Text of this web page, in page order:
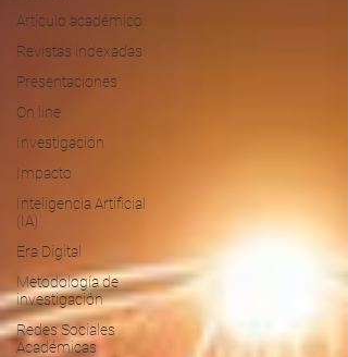
Artículo académico
Revistas indexadas
Presentaciones
On line
Investigación
Impacto
Inteligencia Artificial
(IA)
Era Digital
Metodología de
investigación
Redes Sociales
Académicas